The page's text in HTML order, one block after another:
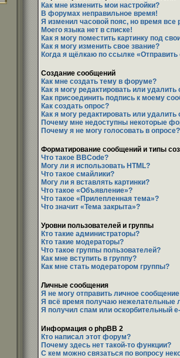
Как мне изменить мои настройки?
В форумах неправильное время!
Я изменил часовой пояс, но время все
Моего языка нет в списке!
Как я могу поместить картинку под
Как я могу изменить свое звание?
Когда я щёлкаю по ссылке
Создание сообщений
Как мне создать тему в форуме?
Как я могу редактировать или
Как присоединить подпись к моему
Как создать опрос?
Как я могу редактировать или удалить
Почему мне недоступны некоторые
Почему я не могу голосовать в опросе?
Форматирование сообщений и типы
Что такое BBCode?
Могу ли я использовать HTML?
Что такое смайлики?
Могу ли я вставлять картинки?
Что такое «Объявление»?
Что такое «Прилепленная тема»?
Что значит «Тема закрыта»?
Уровни пользователей и группы
Кто такие администраторы?
Кто такие модераторы?
Что такое группы пользователей?
Как мне вступить в группу?
Как мне стать модератором группы?
Личные сообщения
Я не могу отправить личное
Я всё время получаю нежелательные
Я получил спам или оскорбительный
Информация о phpBB 2
Кто написал этот форум?
Почему здесь нет такой-то функции?
С кем можно связаться по вопросу